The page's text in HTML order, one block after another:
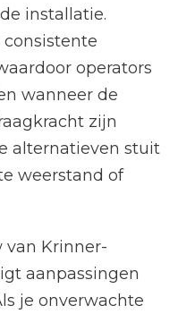
installatie.
operators
wanneer de
zijn
alternatieven stuit
weerstand of
van Krinner-
aanpassingen
je onverwachte